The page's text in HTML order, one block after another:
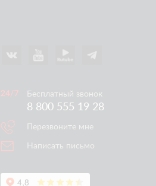
Бесплатный звонок
8 800 555 19 28
Перезвоните мне
Написать письмо